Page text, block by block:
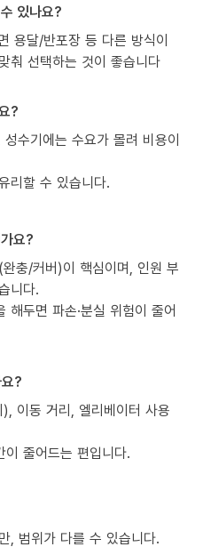
있나요?
용달/반포장 등 다른 방식이
춰 선택하는 것이 좋습니다
?
수기에는 수요가 몰려 비용이
리할 수 있습니다.
요?
충/커버)이 핵심이며, 인원 부
니다.
해두면 파손·분실 위험이 줄어
?
이동 거리, 엘리베이터 사용
줄어드는 편입니다.
, 범위가 다를 수 있습니다.